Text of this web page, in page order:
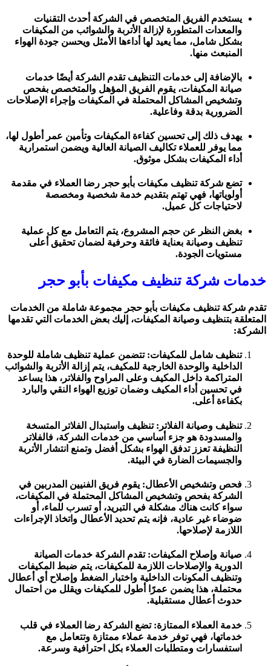
يستخدم الفريق المتخصص في الشركة أحدث التقنيات
والمعدات المتطورة لإزالة الأتربة والشوائب من المكيفات
بشكل شامل، مما يعيد لها أداءها الأمثل ويحسن جودة الهواء
المنبعث منها.
بالإضافة إلى خدمات التنظيف تقدم الشركة أيضًا خدمات
صيانة المكيفات، يقوم الفريق المؤهل والمتخصص بفحص
وتشخيص المشاكل المحتملة في المكيفات وإجراء الإصلاحات
الضرورية بدقة وفاعلية.
يهدف ذلك إلى تحسين كفاءة المكيفات وتأمين عمر أطول لها،
مما يوفر للعملاء تكاليف الصيانة العالية ويضمن استمرارية
أداء المكيفات بشكل موثوق.
تضع شركة تنظيف مكيفات بأبو حجر رضا العملاء في مقدمة
أولوياتها، فهي تهتم بتقديم خدمة شخصية ومخصصة
لاحتياجات كل عميل.
بغض النظر عن حجم المشروع، يتم التعامل مع كل عملية
تنظيف وصيانة بعناية فائقة وحرفية لضمان تحقيق أعلى
مستويات الجودة.
خدمات شركة تنظيف مكيفات بأبو حجر
تقدم شركة تنظيف مكيفات بأبو حجر مجموعة شاملة من الخدمات
المتعلقة بتنظيف وصيانة المكيفات، إليك بعض الخدمات التي تقدمها
الشركة:
تنظيف شامل للمكيفات: تتضمن عملية تنظيف شاملة للوحدة
الداخلية والوحدة الخارجية للمكيف، يتم إزالة الأتربة والشوائب
المتراكمة داخل المكيف وعلى المراوح والفلاتر، هذا يساعد
في تحسين أداء المكيف وضمان توزيع الهواء النقي والبارد
بكفاءة أعلى.
تنظيف وصيانة الفلاتر: تنظيف واستبدال الفلاتر المتسخة
والمسدودة هو جزء أساسي من خدمات الشركة، فالفلاتر
النظيفة تعزز تدفق الهواء بشكل أفضل وتمنع انتشار الأتربة
والجسيمات الضارة في البيئة.
فحص وتشخيص الأعطال: يقوم فريق الفنيين المدربين في
الشركة بفحص وتشخيص المشاكل المحتملة في المكيفات،
سواء كانت هناك مشكلة في التبريد، أو تسرب للماء، أو
ضوضاء غير عادية، فإنه يتم تحديد الأعطال واتخاذ الإجراءات
اللازمة لإصلاحها.
صيانة وإصلاح المكيفات: تقدم الشركة خدمات الصيانة
الدورية والإصلاحات اللازمة للمكيفات، يتم ضبط المكيفات
وتنظيف المكونات الداخلية واختبار الضغط وإصلاح أي أعطال
محتملة، هذا يضمن عمرًا أطول للمكيفات ويقلل من احتمال
حدوث أعطال مستقبلية.
خدمة العملاء الممتازة: تضع الشركة رضا العملاء في قلب
خدماتها، فهي توفر خدمة عملاء ممتازة وتتعامل مع
استفسارات ومتطلبات العملاء بكل احترافية وسرعة.